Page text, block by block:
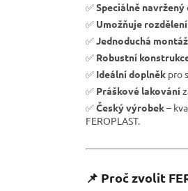
✅Speciálně navržený
✅ Umožňuje
✅Jednoduchá
✅ Robustní
✅ Ideální doplněk pro
✅ Práškové lakování
✅Český výrobek–
FEROPLAST.
📌 Proč zvolit